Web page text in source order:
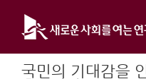
content
국민의 기대감을